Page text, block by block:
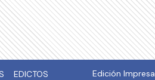
EDICTOS Edición Impresa